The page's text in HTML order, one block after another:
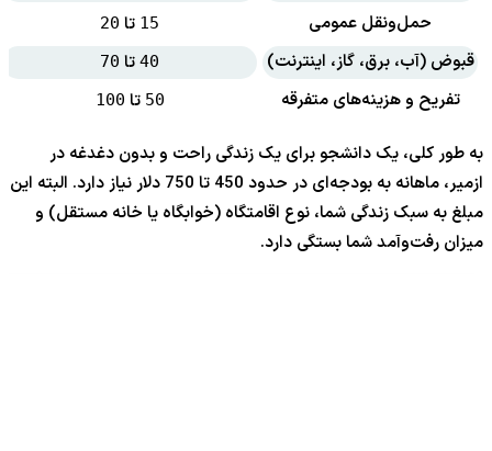
حمل‌ونقل عمومی 15 تا 20
قبوض (آب، برق، گاز، اینترنت) 40 تا 70
تفریح و هزینه‌های متفرقه 50 تا 100
به طور کلی، یک دانشجو برای یک زندگی راحت و بدون دغدغه در
ازمیر، ماهانه به بودجه‌ای در حدود 450 تا 750 دلار نیاز دارد. البته این
مبلغ به سبک زندگی شما، نوع اقامتگاه (خوابگاه یا خانه مستقل) و
میزان رفت‌وآمد شما بستگی دارد.